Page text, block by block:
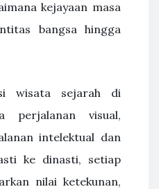
kejayaan masa
bangsa hingga
wisata sejarah di
perjalanan visual,
intelektual dan
ke dinasti, setiap
nilai ketekunan,